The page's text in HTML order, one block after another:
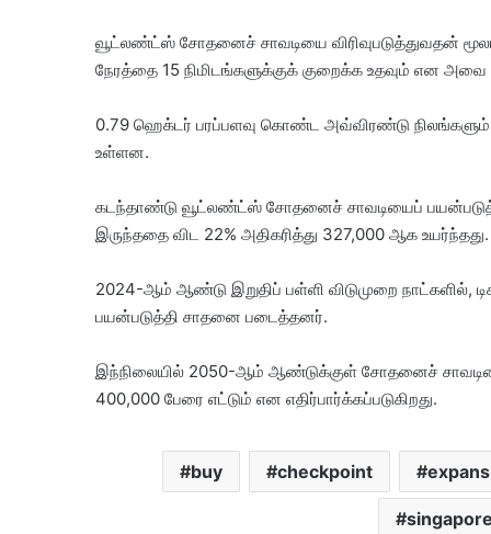
வூட்லண்ட்ஸ் சோதனைச் சாவடியை விரிவுபடுத்துவதன்
நேரத்தை 15 நிமிடங்களுக்குக் குறைக்க உதவும் என அவை
0.79 ஹெக்டர் பரப்பளவு கொண்ட அவ்விரண்டு நிலங்களும்
உள்ளன.
கடந்தாண்டு வூட்லண்ட்ஸ் சோதனைச் சாவடியைப்
இருந்ததை விட 22% அதிகரித்து 327,000 ஆக உயர்ந்தது.
2024-ஆம் ஆண்டு இறுதிப் பள்ளி விடுமுறை
பயன்படுத்தி சாதனை படைத்தனர்.
இந்நிலையில் 2050-ஆம் ஆண்டுக்குள் சோதனைச்
400,000 பேரை எட்டும் என எதிர்பார்க்கப்படுகிறது.
buy checkpoint
singapore